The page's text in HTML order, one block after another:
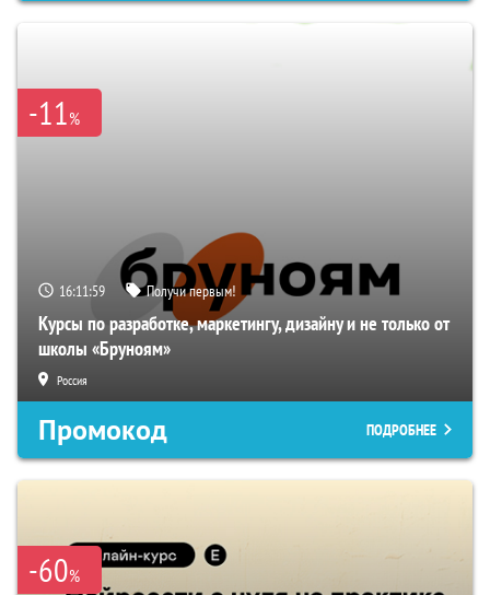
-11%
16:11:58 Получи первым!
Курсы по разработке, маркетингу, дизайну и не только от
школы «Бруноям»
Россия
Промокод ПОДРОБНЕЕ
-60%